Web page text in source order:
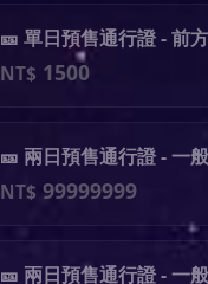
🎫 單日預售通行證 - 前
NT$ 1500
🎫 兩日預售通行證 - 一
NT$ 99999999
🎫 兩日預售通行證 - 一